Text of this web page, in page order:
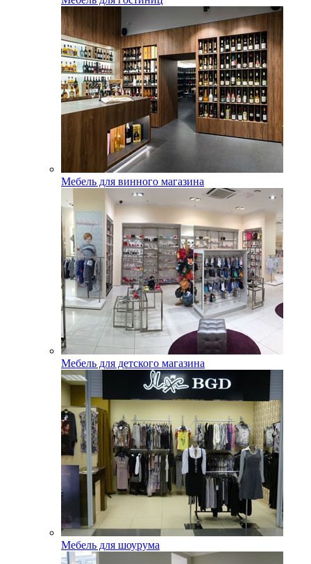
Мебель для винного магазина
Мебель для детского магазина
Мебель для шоурума